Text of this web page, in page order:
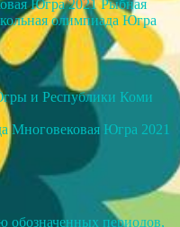
Югра 2021 Рыбная
олимпиада Югра
и Республики Коми
Многовековая Югра 2021
обозначенных периодов,